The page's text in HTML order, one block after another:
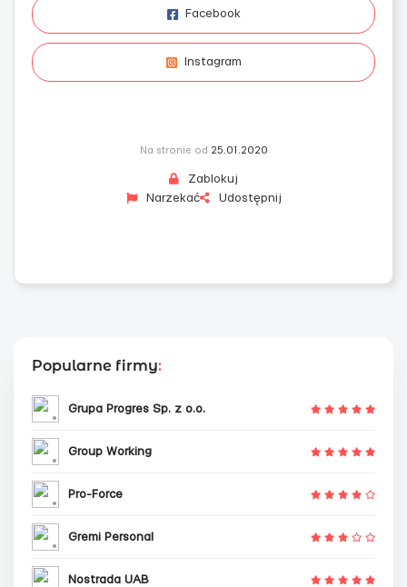
Facebook
Instagram
Na stronie od 25.01.2020
Zablokuj
Narzekać
Udostępnij
Popularne firmy:
Grupa Progres Sp. z o.o.
Group Working
Pro-Force
Gremi Personal
Nostrada UAB